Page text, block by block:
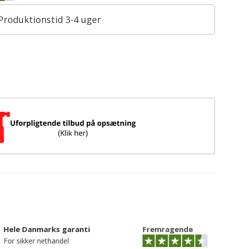
3-4 uger
Hele Danmarks garanti
For sikker nethandel
Fremragende